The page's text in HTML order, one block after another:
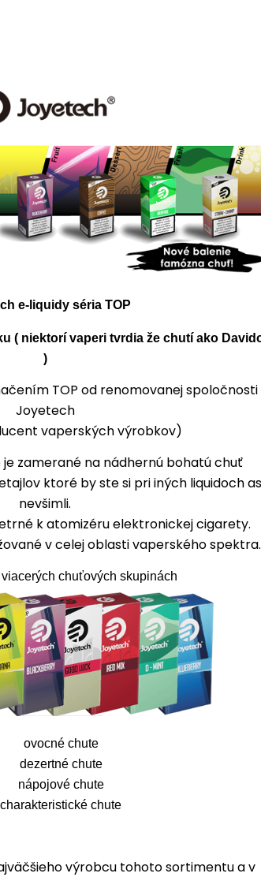
e-liquidy séria TOP
( niektorí vaperi tvrdia že chutí ako
)
TOP od renomovanej spoločnosti
Joyetech
vaperských výrobkov)
je zamerané na nádhernú bohatú chuť
ktoré by ste si pri iných liquidoch
nevšimli.
k atomizéru elektronickej cigarety.
v celej oblasti vaperského spektra.
chuťových skupinách
ovocné chute
dezertné chute
nápojové chute
charakteristické chute
výrobcu tohoto sortimentu a v